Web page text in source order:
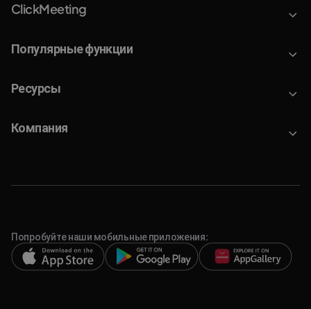
ClickMeeting
Популярные функции
Ресурсы
Компания
Попробуйте наши мобильные приложения: